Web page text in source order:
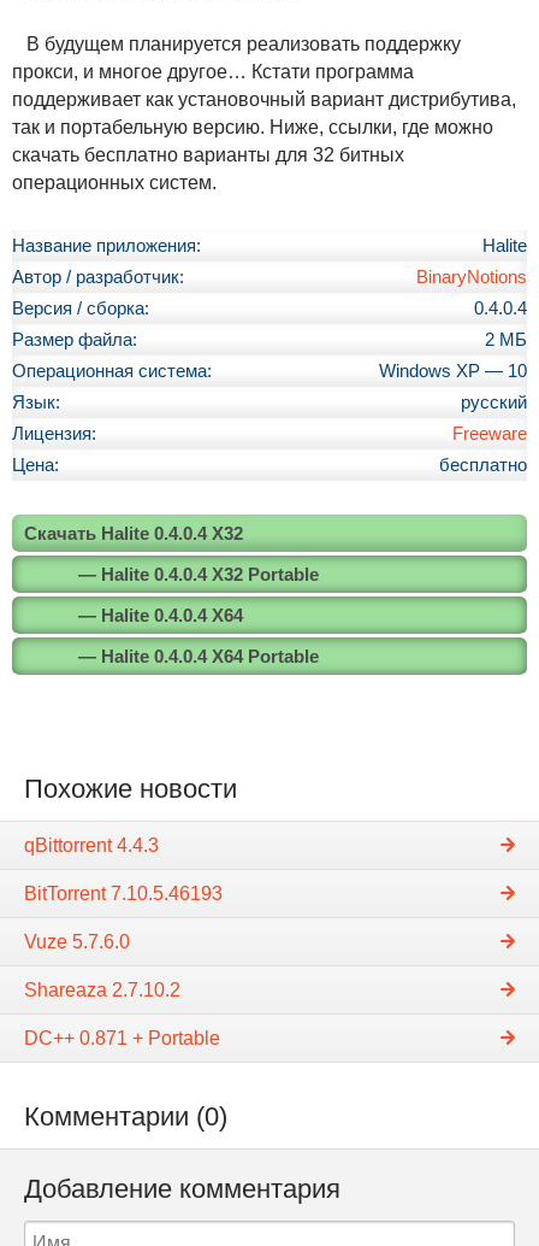
В будущем планируется реализовать поддержку
прокси, и многое другое… Кстати программа
поддерживает как установочный вариант дистрибутива,
так и портабельную версию. Ниже, ссылки, где можно
скачать бесплатно варианты для 32 битных
операционных систем.
Название приложения:
Halite
Автор / разработчик:
BinaryNotions
Версия / сборка:
0.4.0.4
Размер файла:
2 МБ
Операционная система:
Windows XP — 10
Язык:
русский
Лицензия:
Freeware
Цена:
бесплатно
Скачать Halite 0.4.0.4 X32
— Halite 0.4.0.4 X32 Portable
— Halite 0.4.0.4 X64
— Halite 0.4.0.4 X64 Portable
Похожие новости
qBittorrent 4.4.3
BitTorrent 7.10.5.46193
Vuze 5.7.6.0
Shareaza 2.7.10.2
DC++ 0.871 + Portable
Комментарии (0)
Добавление комментария